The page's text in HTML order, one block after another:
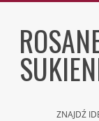
content
ZNAJDŹ